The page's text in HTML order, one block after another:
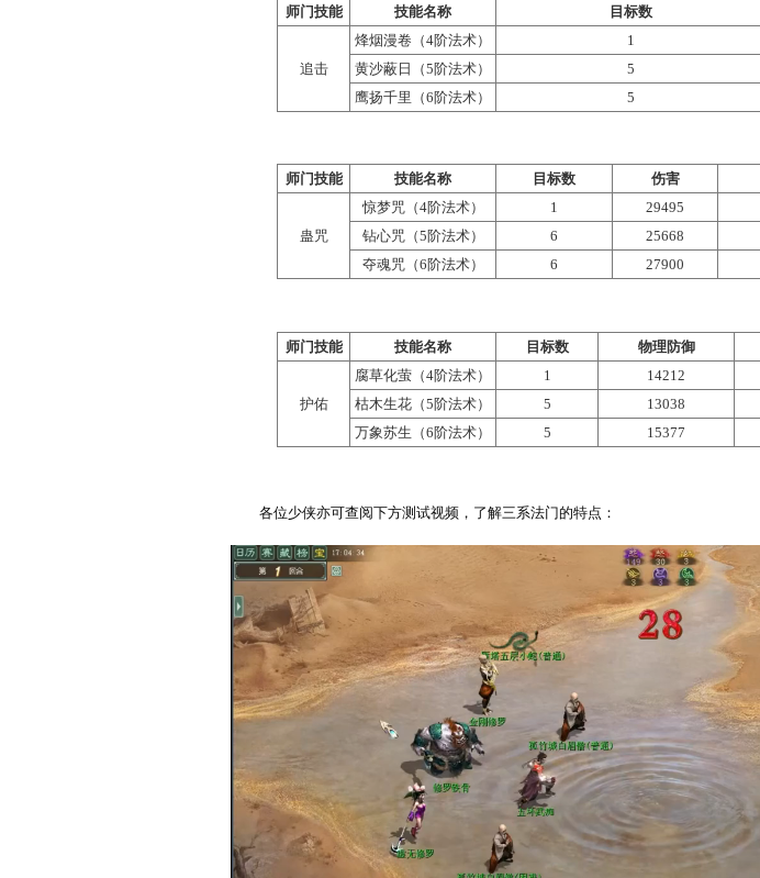
师门技能 技能名称
（4阶法术）
对己方单个目标施加护佑
枯木生花
对己方多个目标施加护佑
上限10%的伤害后回复一
百
万象苏生
（6阶法术）
消耗全部6点狐灵召唤出
状态单位的物理防御增加
超过伤害数
以 神巫 人物飞升200级，师门技能熟练度25000为例，4 -6阶
师门技能 技能名称 目
追击
烽烟漫卷（4阶法术）
黄沙蔽日（5阶法术）
5
鹰扬千里（6阶法术）
5
师门技能 技能名称 目标数
惊梦咒（4阶法术）